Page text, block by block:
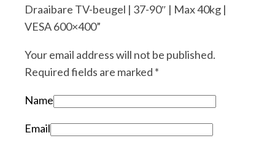
Draaibare TV-beugel | 37-90″ | Max 40kg |
VESA 600×400”
Your email address will not be published.
Required fields are marked *
Name
Email